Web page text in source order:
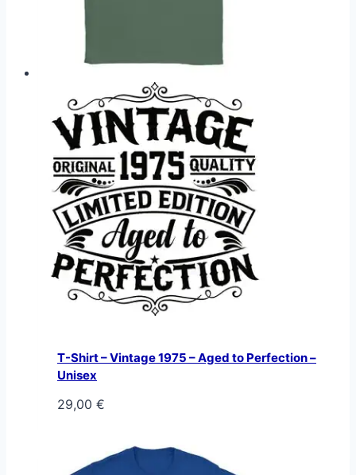
T-Shirt – Vintage 1975 – Aged to Perfection –
Unisex
29,00 €